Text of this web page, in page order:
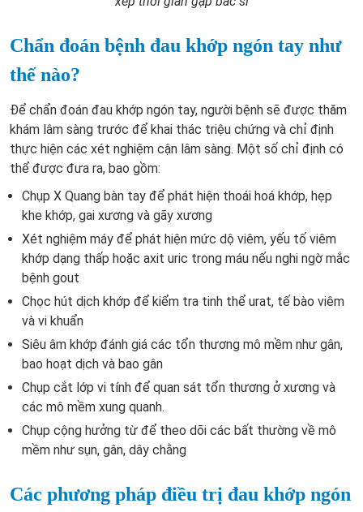
Chẩn đoán bệnh đau khớp ngón tay như
thế nào?
Để chẩn đoán đau khớp ngón tay, người bệnh sẽ được thăm
khám lâm sàng trước để khai thác triệu chứng và chỉ định
thực hiện các xét nghiệm cận lâm sàng. Một số chỉ định có
thể được đưa ra, bao gồm:
Chụp X Quang bàn tay để phát hiện thoái hoá khớp, hẹp
khe khớp, gai xương và gãy xương
Xét nghiệm máy để phát hiện mức dộ viêm, yếu tố viêm
khớp dạng thấp hoặc axit uric trong máu nếu nghi ngờ mắc
bệnh gout
Chọc hút dịch khớp để kiểm tra tinh thể urat, tế bào viêm
và vi khuẩn
Siêu âm khớp đánh giá các tổn thương mô mềm như gân,
bao hoạt dịch và bao gân
Chụp cắt lớp vi tính để quan sát tổn thương ở xương và
các mô mềm xung quanh.
Chụp cộng hưởng từ để theo dõi các bất thường về mô
mềm như sụn, gân, dây chằng
Các phương pháp điều trị đau khớp ngón